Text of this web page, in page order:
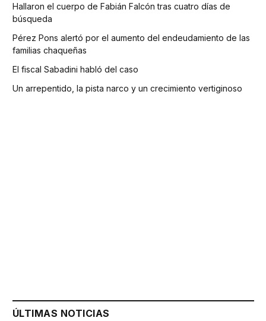
Hallaron el cuerpo de Fabián Falcón tras cuatro días de
búsqueda
Pérez Pons alertó por el aumento del endeudamiento de las
familias chaqueñas
El fiscal Sabadini habló del caso
Un arrepentido, la pista narco y un crecimiento vertiginoso
ÚLTIMAS NOTICIAS